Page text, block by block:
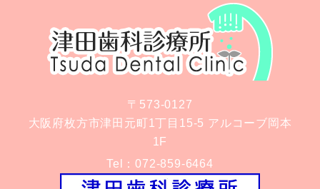
〒573-0127
大阪府枚方市津田元町1丁目15-5 アルコーブ岡本
1F
Tel：072-859-6464